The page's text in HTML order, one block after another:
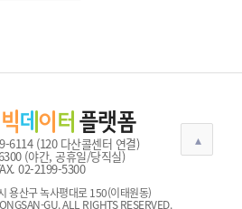
6114 (120 다산콜센터 연결)
(야간, 공휴일/당직실)
02-2199-5300
용산구 녹사평대로 150(이태원동)
GU. ALL RIGHTS RESERVED.